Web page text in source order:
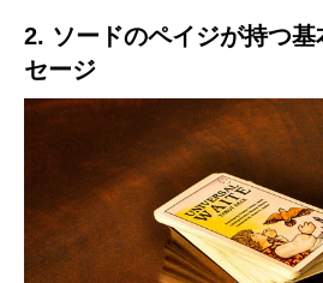
2. ソードのペイジが持つ基
セージ